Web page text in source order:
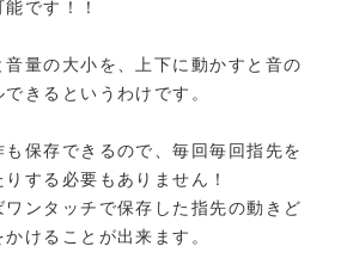
です！！
量の大小を、上下に動かすと音の
きるというわけです。
保存できるので、毎回毎回指先を
する必要もありません！
ンタッチで保存した指先の動きど
けることが出来ます。